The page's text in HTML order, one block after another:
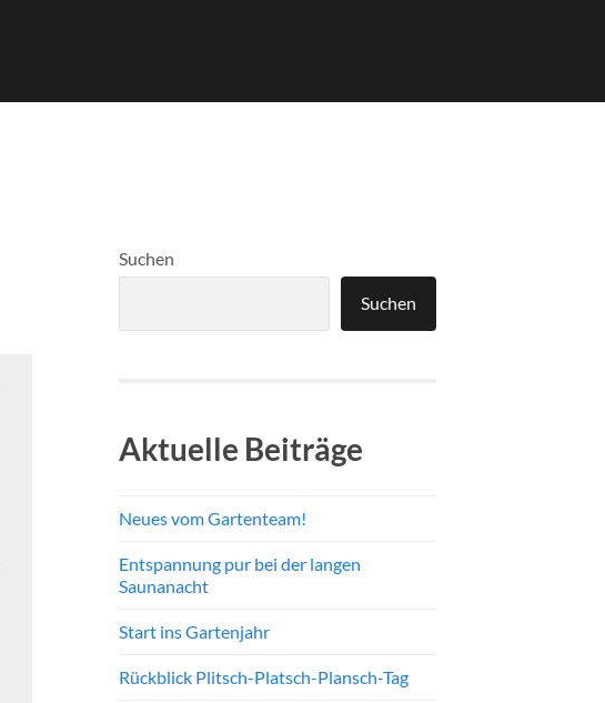
Suchen
Suchen
Aktuelle Beiträge
Neues vom Gartenteam!
Entspannung pur bei der langen
Saunanacht
Start ins Gartenjahr
Rückblick Plitsch-Platsch-Plansch-Tag